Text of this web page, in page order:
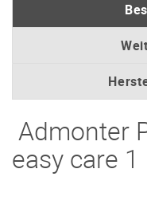
Admonter
easy care 1